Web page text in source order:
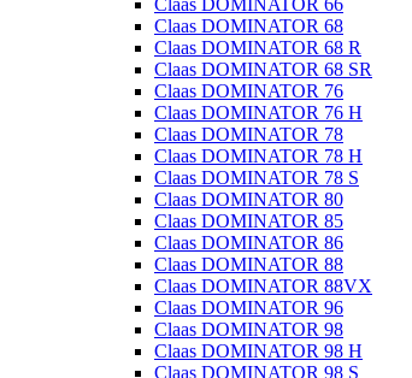
Claas DOMINATOR 66
Claas DOMINATOR 68
Claas DOMINATOR 68 R
Claas DOMINATOR 68 SR
Claas DOMINATOR 76
Claas DOMINATOR 76 H
Claas DOMINATOR 78
Claas DOMINATOR 78 H
Claas DOMINATOR 78 S
Claas DOMINATOR 80
Claas DOMINATOR 85
Claas DOMINATOR 86
Claas DOMINATOR 88
Claas DOMINATOR 88VX
Claas DOMINATOR 96
Claas DOMINATOR 98
Claas DOMINATOR 98 H
Claas DOMINATOR 98 S